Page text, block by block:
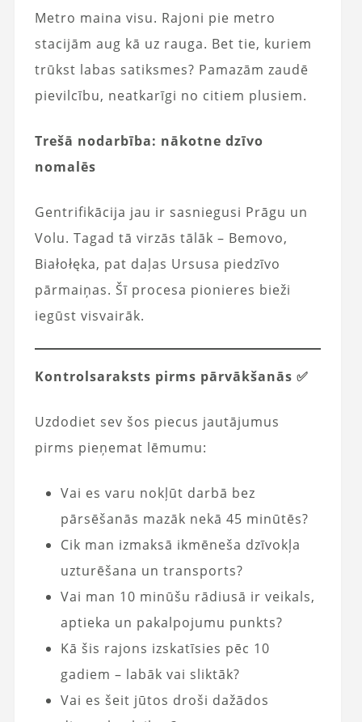
Metro maina visu. Rajoni pie metro
stacijām aug kā uz rauga. Bet tie, kuriem
trūkst labas satiksmes? Pamazām zaudē
pievilcību, neatkarīgi no citiem plusiem.
Trešā nodarbība: nākotne dzīvo
nomalēs
Gentrifikācija jau ir sasniegusi Prāgu un
Volu. Tagad tā virzās tālāk – Bemovo,
Białołęka, pat daļas Ursusa piedzīvo
pārmaiņas. Šī procesa pionieres bieži
iegūst visvairāk.
Kontrolsaraksts pirms pārvākšanās ✅
Uzdodiet sev šos piecus jautājumus
pirms pieņemat lēmumu:
Vai es varu nokļūt darbā bez
pārsēšanās mazāk nekā 45 minūtēs?
Cik man izmaksā ikmēneša dzīvokļa
uzturēšana un transports?
Vai man 10 minūšu rādiusā ir veikals,
aptieka un pakalpojumu punkts?
Kā šis rajons izskatīsies pēc 10
gadiem – labāk vai sliktāk?
Vai es šeit jūtos droši dažādos